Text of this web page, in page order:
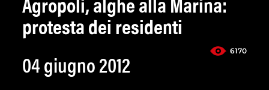
Agropoli, alghe alla Marina:
protesta dei residenti
6170
04 giugno 2012